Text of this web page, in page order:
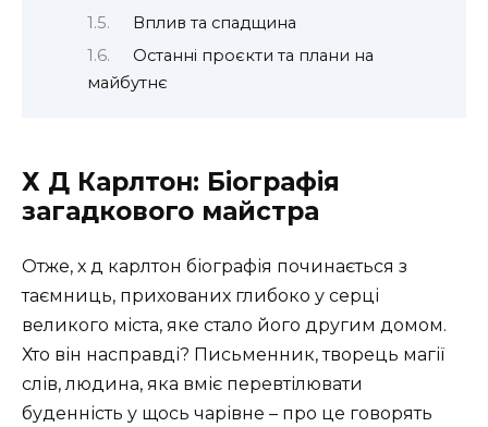
Вплив та спадщина
Останні проєкти та плани на
майбутнє
Х Д Карлтон: Біографія
загадкового майстра
Отже, х д карлтон біографія починається з
таємниць, прихованих глибоко у серці
великого міста, яке стало його другим домом.
Хто він насправді? Письменник, творець магії
слів, людина, яка вміє перевтілювати
буденність у щось чарівне – про це говорять